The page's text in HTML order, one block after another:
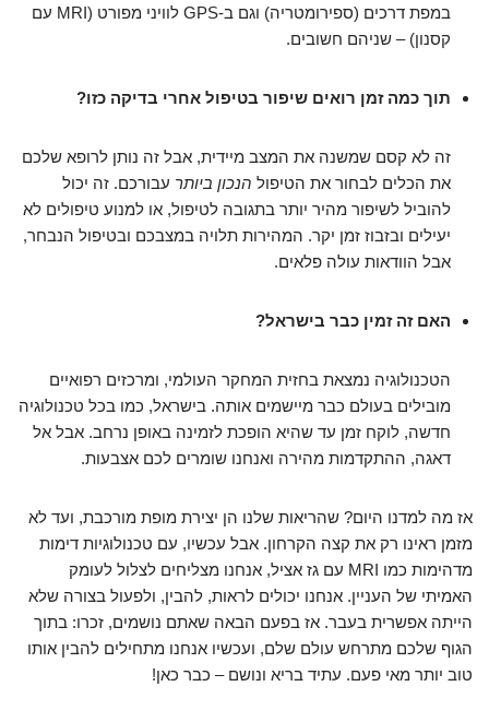
במפת דרכים (ספירומטריה) וגם ב-GPS לוויני מפורט (MRI עם
קסנון) – שניהם חשובים.
תוך כמה זמן רואים שיפור בטיפול אחרי בדיקה כזו?
זה לא קסם שמשנה את המצב מיידית, אבל זה נותן לרופא שלכם
את הכלים לבחור את הטיפול הנכון ביותר עבורכם. זה יכול
להוביל לשיפור מהיר יותר בתגובה לטיפול, או למנוע טיפולים לא
יעילים ובזבוז זמן יקר. המהירות תלויה במצבכם ובטיפול הנבחר,
אבל הוודאות עולה פלאים.
האם זה זמין כבר בישראל?
הטכנולוגיה נמצאת בחזית המחקר העולמי, ומרכזים רפואיים
מובילים בעולם כבר מיישמים אותה. בישראל, כמו בכל טכנולוגיה
חדשה, לוקח זמן עד שהיא הופכת לזמינה באופן נרחב. אבל אל
דאגה, ההתקדמות מהירה ואנחנו שומרים לכם אצבעות.
אז מה למדנו היום? שהריאות שלנו הן יצירת מופת מורכבת, ועד לא
מזמן ראינו רק את קצה הקרחון. אבל עכשיו, עם טכנולוגיות דימות
מדהימות כמו MRI עם גז אציל, אנחנו מצליחים לצלול לעומק
האמיתי של העניין. אנחנו יכולים לראות, להבין, ולפעול בצורה שלא
הייתה אפשרית בעבר. אז בפעם הבאה שאתם נושמים, זכרו: בתוך
הגוף שלכם מתרחש עולם שלם, ועכשיו אנחנו מתחילים להבין אותו
טוב יותר מאי פעם. עתיד בריא ונושם – כבר כאן!